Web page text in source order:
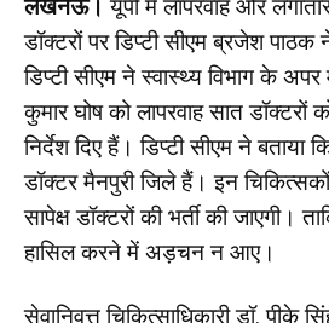
लखनऊ। यूपी में लापरवाह और
डॉक्टरों पर डिप्टी सीएम ब्रजेश पाठक
डिप्टी सीएम ने स्वास्थ्य विभाग के
कुमार घोष को लापरवाह सात डॉक्टरों
निर्देश दिए हैं। डिप्टी सीएम ने बताया
डॉक्टर मैनपुरी जिले हैं। इन
सापेक्ष डॉक्टरों की भर्ती की जाएगी।
हासिल करने में अड़चन न आए।
सेवानिवृत्त चिकित्साधिकारी डॉ. पीके